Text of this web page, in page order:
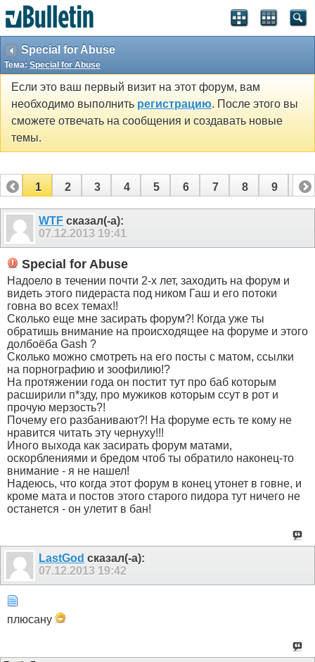
Special for Abuse
Тема: Special for Abuse
Если это ваш первый визит на этот форум, вам
необходимо выполнить регистрацию. После этого вы
сможете отвечать на сообщения и создавать новые
темы.
1 2 3 4 5 6 7 8 9 10
WTF сказал(-а):
07.12.2013 19:41
Special for Abuse
Надоело в течении почти 2-х лет, заходить на форум и
видеть этого пидераста под ником Гаш и его потоки
говна во всех темах!!
Сколько еще мне засирать форум?! Когда уже ты
обратишь внимание на происходящее на форуме и этого
долбоёба Gash ?
Сколько можно смотреть на его посты с матом, ссылки
на порнографию и зоофилию!?
На протяжении года он постит тут про баб которым
расширили п*зду, про мужиков которым ссут в рот и
прочую мерзость?!
Почему его разбанивают?! На форуме есть те кому не
нравится читать эту чернуху!!!
Иного выхода как засирать форум матами,
оскорблениями и бредом чтоб ты обратило наконец-то
внимание - я не нашел!
Надеюсь, что когда этот форум в конец утонет в говне, и
кроме мата и постов этого старого пидора тут ничего не
останется - он улетит в бан!
LastGod сказал(-а):
07.12.2013 19:42
плюсану